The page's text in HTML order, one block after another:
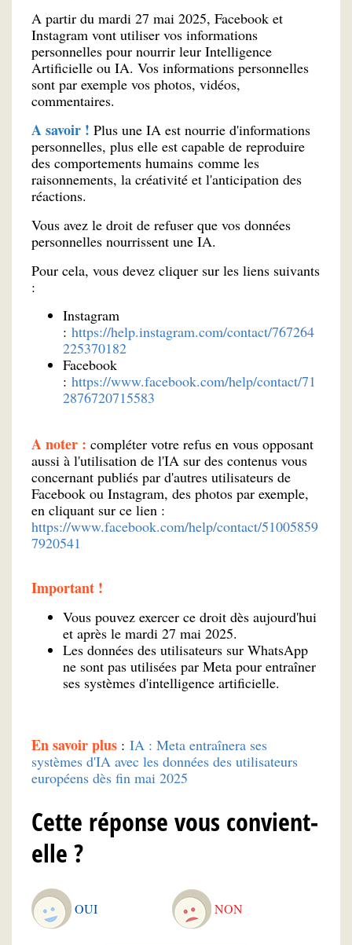
A partir du mardi 27 mai 2025, Facebook et
Instagram vont utiliser vos informations
personnelles pour nourrir leur Intelligence
Artificielle ou IA. Vos informations personnelles
sont par exemple vos photos, vidéos,
commentaires.
A savoir ! Plus une IA est nourrie d'informations
personnelles, plus elle est capable de reproduire
des comportements humains comme les
raisonnements, la créativité et l'anticipation des
réactions.
Vous avez le droit de refuser que vos données
personnelles nourrissent une IA.
Pour cela, vous devez cliquer sur les liens suivants
:
Instagram
: https://help.instagram.com/contact/767264
225370182
Facebook
: https://www.facebook.com/help/contact/71
2876720715583
A noter : compléter votre refus en vous opposant
aussi à l'utilisation de l'IA sur des contenus vous
concernant publiés par d'autres utilisateurs de
Facebook ou Instagram, des photos par exemple,
en cliquant sur ce lien :
https://www.facebook.com/help/contact/51005859
7920541
Important !
Vous pouvez exercer ce droit dès aujourd'hui
et après le mardi 27 mai 2025.
Les données des utilisateurs sur WhatsApp
ne sont pas utilisées par Meta pour entraîner
ses systèmes d'intelligence artificielle.
En savoir plus : IA : Meta entraînera ses
systèmes d'IA avec les données des utilisateurs
européens dès fin mai 2025
Cette réponse vous convient-
elle ?
OUI NON